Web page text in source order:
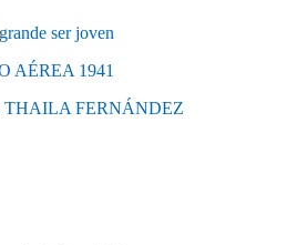
ser joven
AÉREA 1941
THAILA FERNÁNDEZ